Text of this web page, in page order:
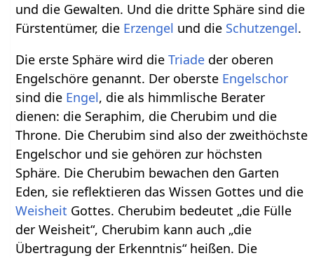
und die Gewalten. Und die dritte Sphäre sind die
Fürstentümer, die Erzengel und die Schutzengel.
Die erste Sphäre wird dieTriade der oberen
Engelschöre genannt. Der oberste Engelschor
sind die Engel, die als himmlische Berater
dienen: die Seraphim, die Cherubim und die
Throne. Die Cherubim sind also der zweithöchste
Engelschor und sie gehören zur höchsten
Sphäre. Die Cherubim bewachen den Garten
Eden, sie reflektieren das Wissen Gottes und die
Weisheit Gottes. Cherubim bedeutet „die Fülle
der Weisheit“, Cherubim kann auch „die
Übertragung der Erkenntnis“ heißen. Die